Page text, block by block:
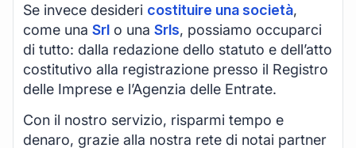
Se invece desideri costituire una società,
come una Srl o una Srls, possiamo occuparci
di tutto: dalla redazione dello statuto e dell’atto
costitutivo alla registrazione presso il Registro
delle Imprese e l’Agenzia delle Entrate.
Con il nostro servizio, risparmi tempo e
denaro, grazie alla nostra rete di notai partner